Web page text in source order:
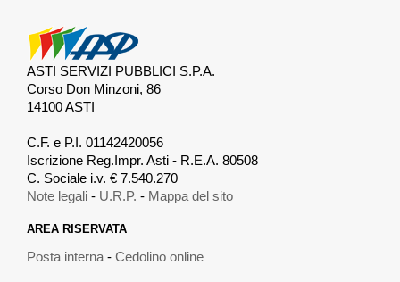
ASTI SERVIZI PUBBLICI S.P.A.
Corso Don Minzoni, 86
14100 ASTI
C.F. e P.I. 01142420056
Iscrizione Reg.Impr. Asti - R.E.A. 80508
C. Sociale i.v. € 7.540.270
Note legali - U.R.P. - Mappa del sito
AREA RISERVATA
Posta interna -Cedolino online